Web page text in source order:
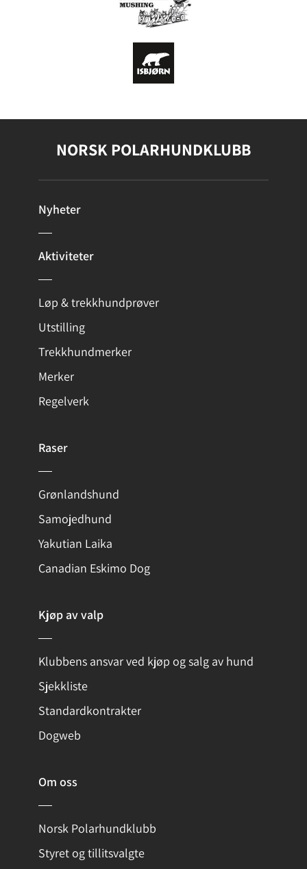
NORSK POLARHUNDKLUBB
Nyheter
Aktiviteter
Løp & trekkhundprøver
Utstilling
Trekkhundmerker
Merker
Regelverk
Raser
Grønlandshund
Samojedhund
Yakutian Laika
Canadian Eskimo Dog
Kjøp av valp
Klubbens ansvar ved kjøp og salg av hund
Sjekkliste
Standardkontrakter
Dogweb
Om oss
Norsk Polarhundklubb
Styret og tillitsvalgte